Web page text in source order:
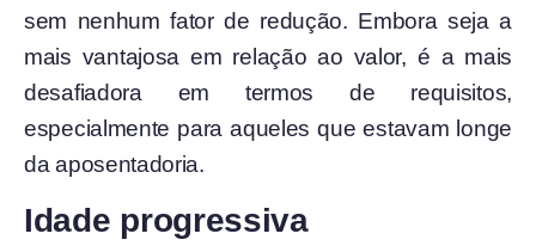
sem nenhum fator de redução. Embora seja a
mais vantajosa em relação ao valor, é a mais
desafiadora em termos de requisitos,
especialmente para aqueles que estavam longe
da aposentadoria.
Idade progressiva